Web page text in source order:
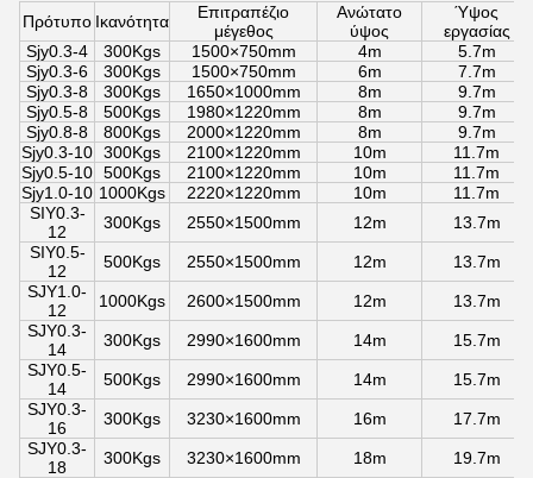
Πρότυπο Ικανότητα
Επιτραπέζιο
μέγεθος
Ανώτατο
ύψος
Ύψος
εργασίας
Sjy0.3-4
300Kgs 1500×750mm 4m
5.7m
Sjy0.3-6
300Kgs 1500×750mm 6m
7.7m
Sjy0.3-8
300Kgs 1650×1000mm 8m 9.7m
Sjy0.5-8
500Kgs 1980×1220mm 8m 9.7m
Sjy0.8-8
800Kgs 2000×1220mm 8m 9.7m
Sjy0.3-10 300Kgs 2100×1220mm 10m 11.7m
Sjy0.5-10 500Kgs 2100×1220mm 10m 11.7m
Sjy1.0-10 1000Kgs 2220×1220mm 10m 11.7m
SIY0.3-
12
300Kgs 2550×1500mm 12m 13.7m
SIY0.5-
12
500Kgs 2550×1500mm 12m 13.7m
SJY1.0-
12
1000Kgs 2600×1500mm 12m 13.7m
SJY0.3-
14
300Kgs 2990×1600mm 14m 15.7m
SJY0.5-
14
500Kgs 2990×1600mm 14m 15.7m
SJY0.3-
16
300Kgs 3230×1600mm 16m 17.7m
SJY0.3-
18
300Kgs 3230×1600mm 18m 19.7m